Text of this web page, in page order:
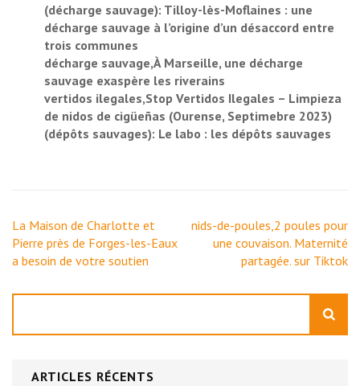
(décharge sauvage): Tilloy-lès-Moflaines : une
décharge sauvage à l’origine d’un désaccord entre
trois communes
décharge sauvage,À Marseille, une décharge
sauvage exaspère les riverains
vertidos ilegales,Stop Vertidos Ilegales – Limpieza
de nidos de cigüeñas (Ourense, Septimebre 2023)
(dépôts sauvages): Le labo : les dépôts sauvages
Navigation
de
l’article
La Maison de Charlotte et
Pierre près de Forges-les-Eaux
a besoin de votre soutien
nids-de-poules,2 poules pour
une couvaison. Maternité
partagée. sur Tiktok
ARTICLES RÉCENTS